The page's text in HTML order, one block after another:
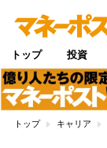
トップ 投資
トップ キャリア